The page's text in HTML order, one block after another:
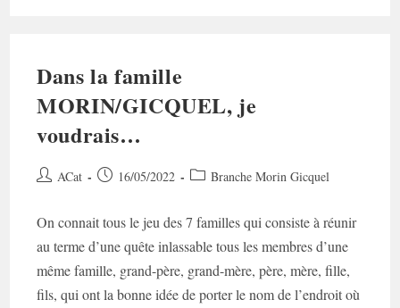
Dans la famille
MORIN/GICQUEL, je
voudrais…
Auteur/autrice
publication :
ACat
Post 16/05/2022
PostBranche Morin Gicquel
On connait tous le jeu des 7 familles qui consiste à réunir
au terme d’une quête inlassable tous les membres d’une
même famille, grand-père, grand-mère, père, mère, fille,
fils, qui ont la bonne idée de porter le nom de l’endroit où